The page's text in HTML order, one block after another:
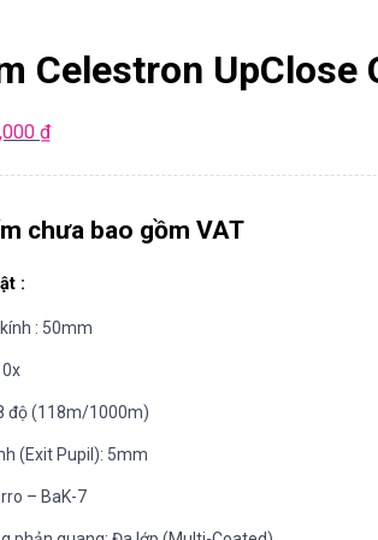
Celestron UpClose
₫
chưa bao gồm VAT
:
: 50mm
độ (118m/1000m)
(Exit Pupil): 5mm
– BaK-7